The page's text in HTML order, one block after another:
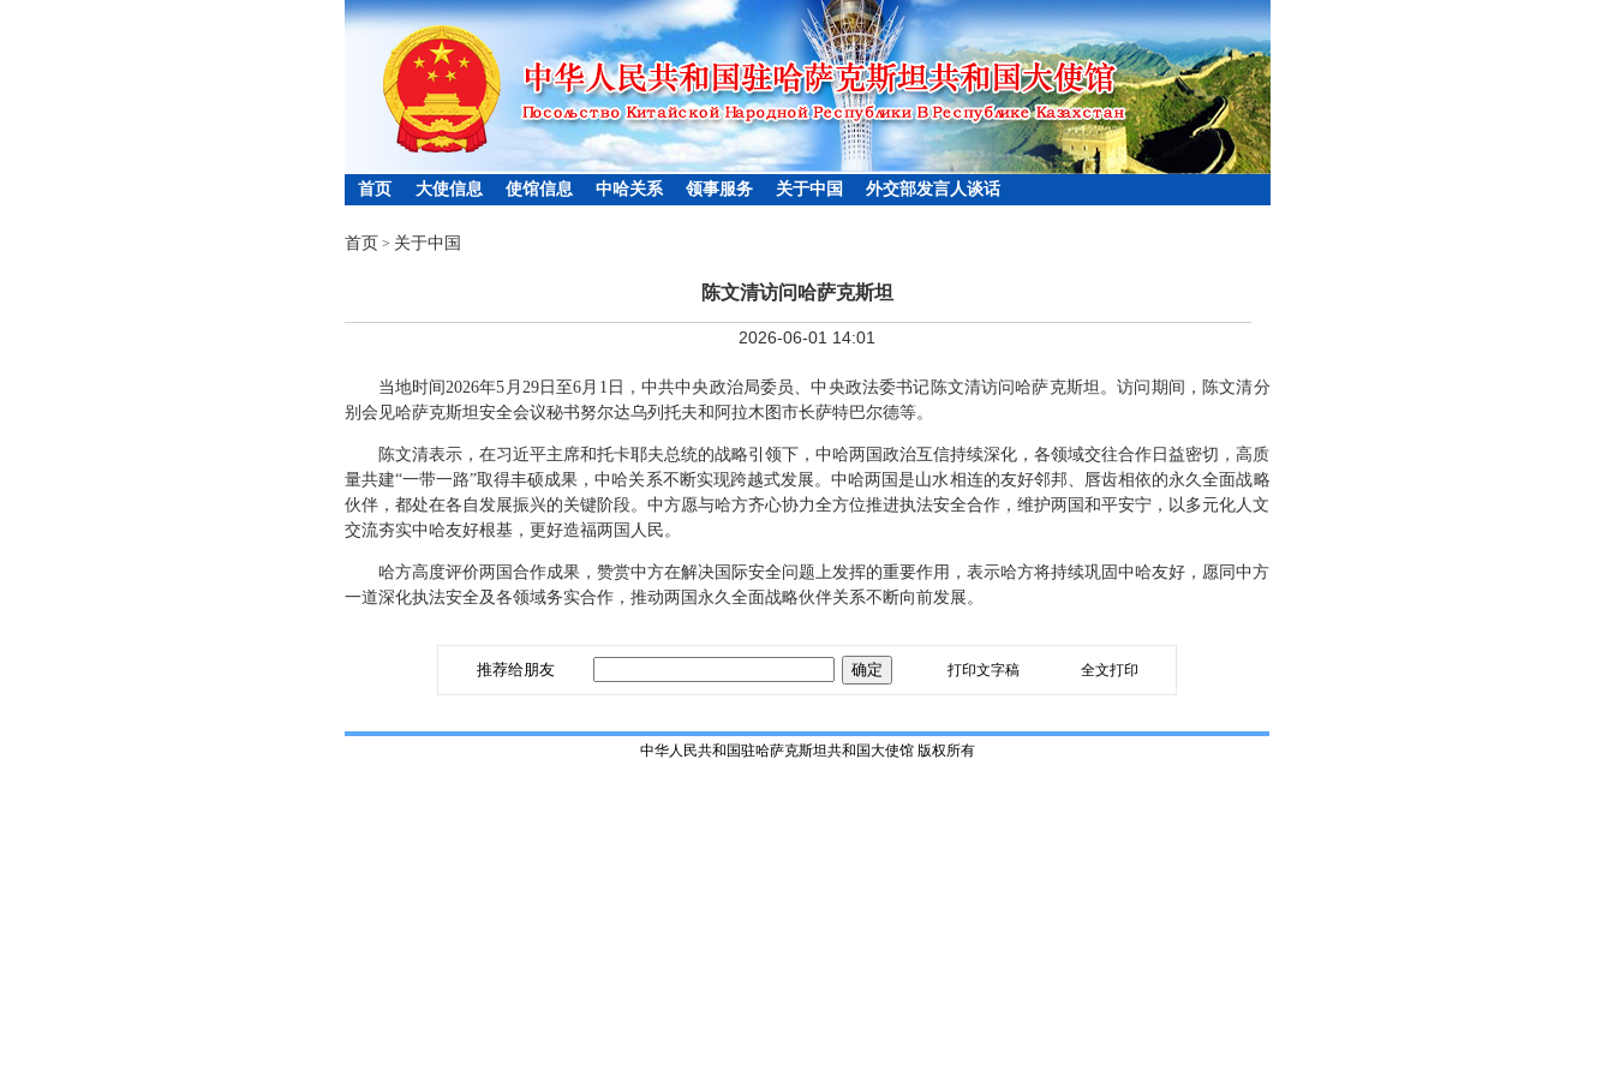
首页 大使信息 使馆信息 中哈关系 领事服务 关于中国 外交部发言人谈话
首页 > 关于中国
陈文清访问哈萨克斯坦
2026-06-01 14:01
当地时间2026年5月29日至6月1日，中共中央政治局委员、中央政法委书记陈文清访问哈萨克斯坦。访问期间，陈文清分
别会见哈萨克斯坦安全会议秘书努尔达乌列托夫和阿拉木图市长萨特巴尔德等。
陈文清表示，在习近平主席和托卡耶夫总统的战略引领下，中哈两国政治互信持续深化，各领域交往合作日益密切，高质
量共建“一带一路”取得丰硕成果，中哈关系不断实现跨越式发展。中哈两国是山水相连的友好邻邦、唇齿相依的永久全面战略
伙伴，都处在各自发展振兴的关键阶段。中方愿与哈方齐心协力全方位推进执法安全合作，维护两国和平安宁，以多元化人文
交流夯实中哈友好根基，更好造福两国人民。
哈方高度评价两国合作成果，赞赏中方在解决国际安全问题上发挥的重要作用，表示哈方将持续巩固中哈友好，愿同中方
一道深化执法安全及各领域务实合作，推动两国永久全面战略伙伴关系不断向前发展。
推荐给朋友 打印文字稿 全文打印
中华人民共和国驻哈萨克斯坦共和国大使馆 版权所有